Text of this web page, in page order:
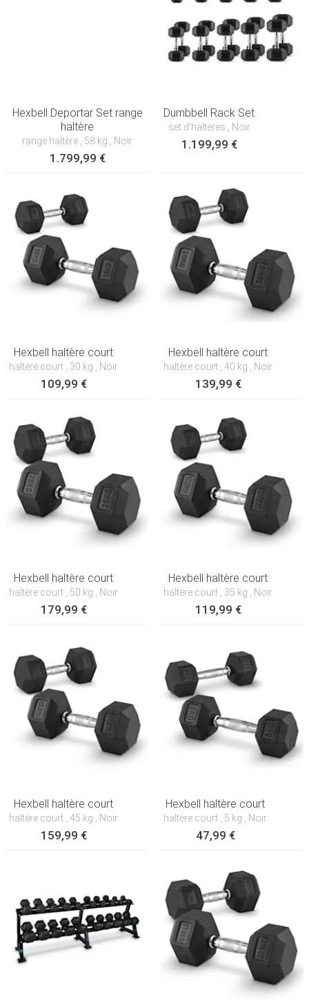
Hexbell Deportar Set range
haltère
range haltère , 58 kg , Noir
1.799,99 €
Dumbbell Rack Set
set d'haltères , Noir
1.199,99 €
Hexbell haltère court
haltère court , 30 kg , Noir
109,99 €
Hexbell haltère court
haltère court , 40 kg , Noir
139,99 €
Hexbell haltère court
haltère court , 50 kg , Noir
179,99 €
Hexbell haltère court
haltère court , 35 kg , Noir
119,99 €
Hexbell haltère court
haltère court , 45 kg , Noir
159,99 €
Hexbell haltère court
haltère court , 5 kg , Noir
47,99 €